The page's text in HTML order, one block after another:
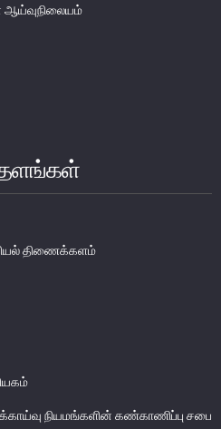
குழு
குழு
திணைக்களம்
நியமங்களின் கண்காணிப்பு சபை